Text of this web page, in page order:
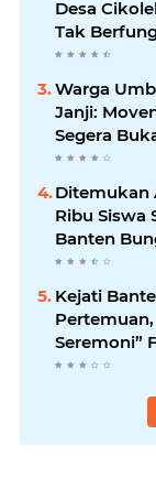
Desa
Tak
Warga
Janji:
Segera
Pantai
Ditemukan
Ribu Siswa
Banten
Bahasa”
Kejati
Seremoni”
Korupsi!